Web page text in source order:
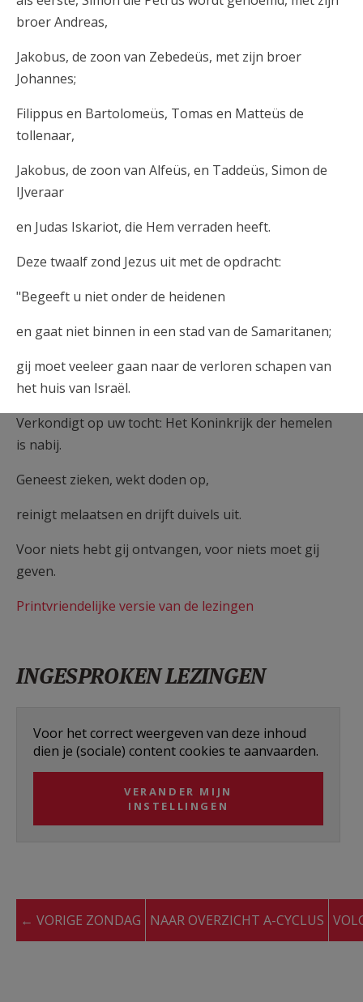
broer Andreas,
Jakobus, de zoon van Zebedeüs, met zijn broer
Johannes;
Filippus en Bartolomeüs, Tomas en Matteüs de
tollenaar,
Jakobus, de zoon van Alfeüs, en Taddeüs, Simon de
IJveraar
en Judas Iskariot, die Hem verraden heeft.
Deze twaalf zond Jezus uit met de opdracht:
"Begeeft u niet onder de heidenen
en gaat niet binnen in een stad van de Samaritanen;
gij moet veeleer gaan naar de verloren schapen van
het huis van Israël.
Verkondigt op uw tocht: Het Koninkrijk der hemelen
is nabij.
Geneest zieken, wekt doden op,
reinigt melaatsen en drijft duivels uit.
Voor niets hebt gij ontvangen, voor niets moet gij
geven.
Printvriendelijke versie van de lezingen
INGESPROKEN LEZINGEN
Voor het correct weergeven van deze inhoud
dien je (sociale) content cookies te aanvaarden.
VERANDER MIJN
INSTELLINGEN
← VORIGE ZONDAG NAAR OVERZICHT A-CYCLUS